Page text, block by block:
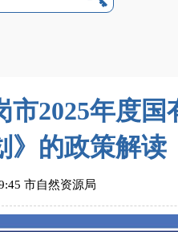
市2025年度
》的政策解读
市自然资源局